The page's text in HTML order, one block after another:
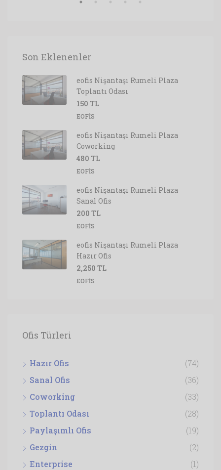
Son Eklenenler
eofis Nişantaşı Rumeli Plaza
Toplantı Odası
150 TL
EOFIS
eofis Nişantaşı Rumeli Plaza
Coworking
480 TL
EOFIS
eofis Nişantaşı Rumeli Plaza
Sanal Ofis
200 TL
EOFIS
eofis Nişantaşı Rumeli Plaza
Hazır Ofis
2,250 TL
EOFIS
Ofis Türleri
Hazır Ofis
(74)
Sanal Ofis
(36)
Coworking
(33)
Toplantı Odası
(28)
Paylaşımlı Ofis
(19)
Gezgin
(2)
Enterprise
(1)